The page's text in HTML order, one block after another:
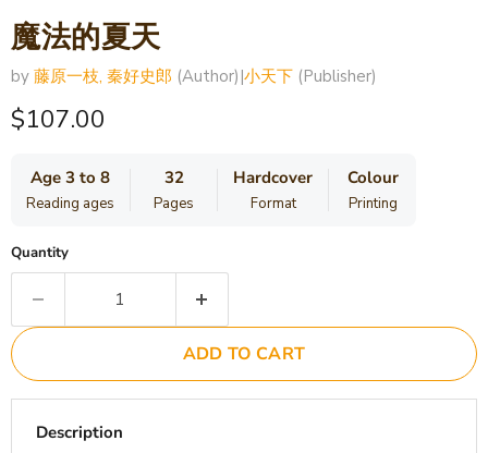
魔法的夏天
by 藤原一枝, 秦好史郎 (Author) |小天下 (Publisher)
Current price
$107.00
Age 3 to 8
Reading ages
32
Pages
Hardcover
Format
Colour
Printing
Quantity
ADD TO CART
Description